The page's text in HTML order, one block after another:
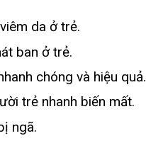
da ở trẻ.
ban ở trẻ.
chóng và hiệu quả.
trẻ nhanh biến mất.
ngã.